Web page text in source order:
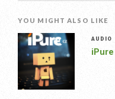
YOU MIGHT ALSO LIKE
AUDIO